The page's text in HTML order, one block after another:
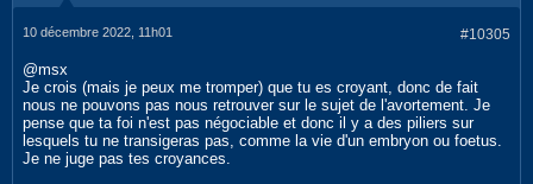
#10305
10 décembre 2022, 11h01
@msx
Je crois (mais je peux me tromper) que tu es croyant, donc de fait
nous ne pouvons pas nous retrouver sur le sujet de l'avortement. Je
pense que ta foi n'est pas négociable et donc il y a des piliers sur
lesquels tu ne transigeras pas, comme la vie d'un embryon ou foetus.
Je ne juge pas tes croyances.